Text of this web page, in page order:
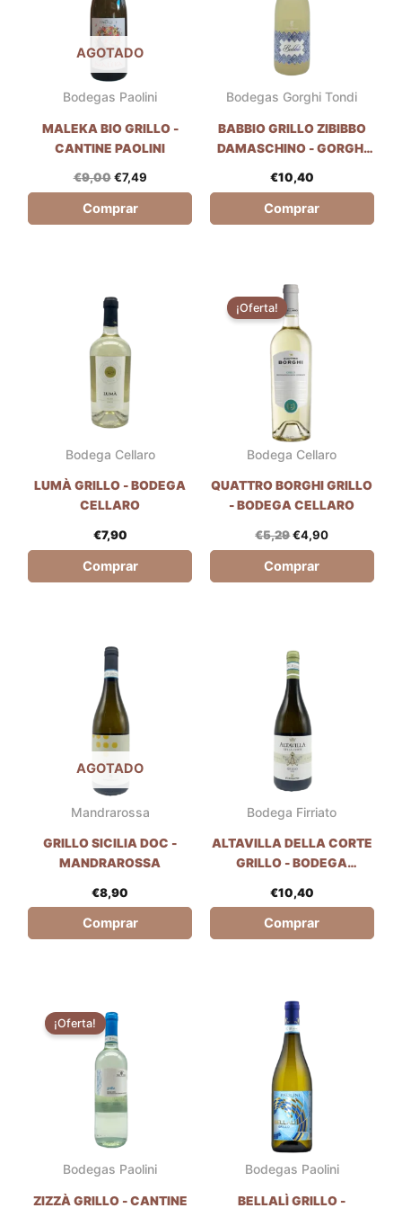
AGOTADO
Bodegas Paolini
MALEKA BIO GRILLO -
CANTINE PAOLINI
€9,00 €7,49
Comprar
Bodegas Gorghi Tondi
BABBIO GRILLO ZIBIBBO
DAMASCHINO - GORGHI
€10,40
Comprar
Bodega Cellaro
LUMÀ GRILLO - BODEGA
CELLARO
€7,90
Comprar
Bodega Cellaro
¡Oferta!
QUATTRO BORGHI GRILLO
- BODEGA CELLARO
€5,29
El
precio
original
era:
€5,29.
€4,90
Comprar
AGOTADO
Mandrarossa
GRILLO SICILIA DOC -
MANDRAROSSA
€8,90
Comprar
Bodega Firriato
ALTAVILLA DELLA CORTE
GRILLO - BODEGA
€10,40
Comprar
Bodegas Paolini
¡Oferta!
ZIZZÀ GRILLO - CANTINE
precio
original
era:
€4,49.
Bodegas Paolini
BELLALÌ GRILLO -